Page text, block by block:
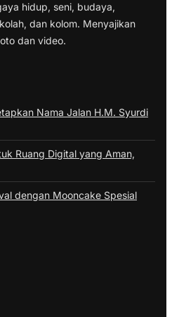
hidup, seni, budaya,
dan kolom. Menyajikan
dan video.
Nama Jalan H.M. Syurdi
Ruang Digital yang Aman,
dengan Mooncake Spesial